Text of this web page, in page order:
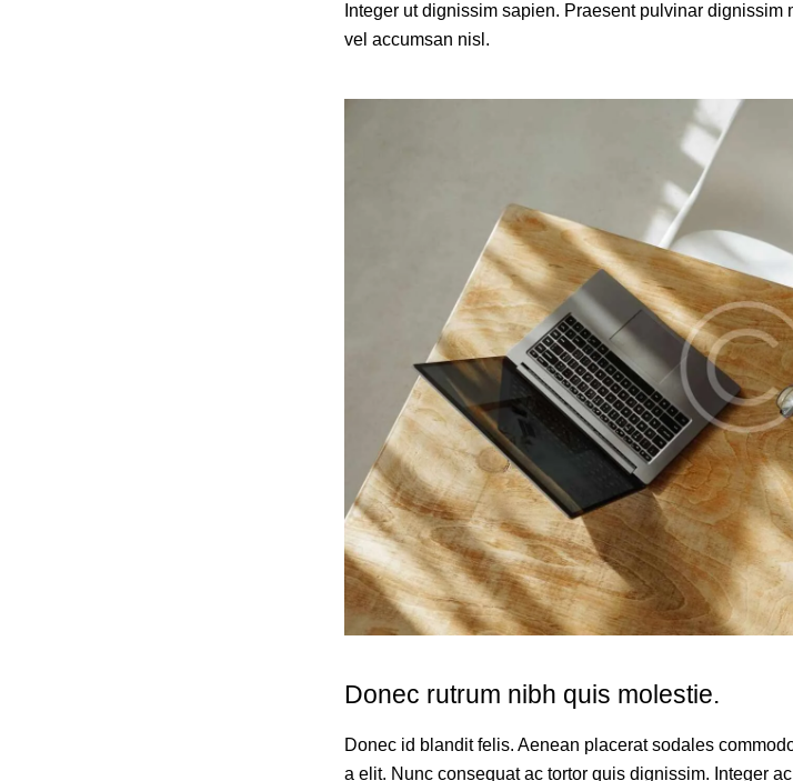
Integer ut dignissim sapien. Praesent pulvinar
vel accumsan nisl.
Donec rutrum nibh quis molestie.
Donec id blandit felis. Aenean placerat sodales
a elit. Nunc consequat ac tortor quis dignissim. Integer